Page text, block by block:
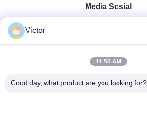
Media Sosial
86--18062514745
Victor
11:50 AM
Good day, what product are you looking for?